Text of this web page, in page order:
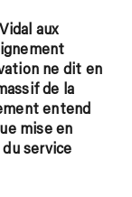
aux
ne dit en
de la
entend
mise en
service